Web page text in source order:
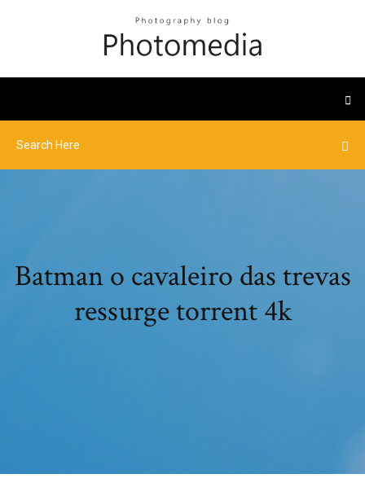
Batman o cavaleiro das trevas
ressurge torrent 4k